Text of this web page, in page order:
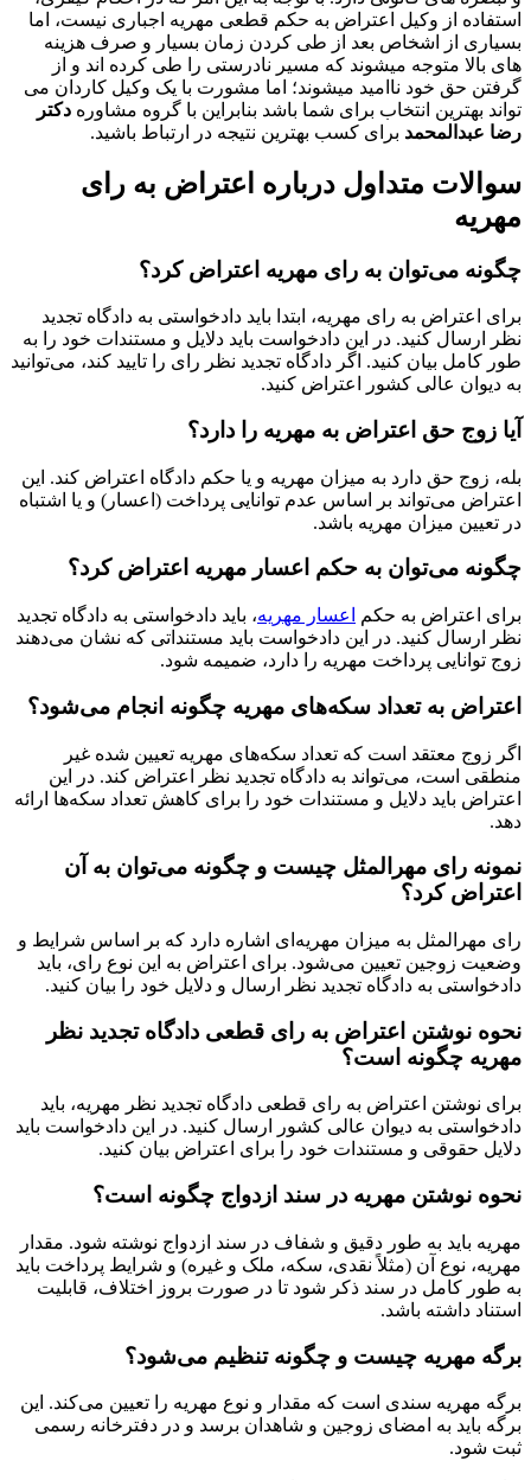
استفاده از وکیل اعتراض به حکم قطعی مهریه اجباری نیست، اما
بسیاری از اشخاص بعد از طی کردن زمان بسیار و صرف هزینه
های بالا متوجه میشوند که مسیر نادرستی را طی کرده اند و از
گرفتن حق خود ناامید میشوند؛ اما مشورت با یک وکیل کاردان می
تواند بهترین انتخاب برای شما باشد بنابراین با گروه مشاوره دکتر
رضا عبدالمحمد برای کسب بهترین نتیجه در ارتباط باشید.
سوالات متداول درباره اعتراض به رای
مهریه
چگونه می‌توان به رای مهریه اعتراض کرد؟
برای اعتراض به رای مهریه، ابتدا باید دادخواستی به دادگاه تجدید
نظر ارسال کنید. در این دادخواست باید دلایل و مستندات خود را به
طور کامل بیان کنید. اگر دادگاه تجدید نظر رای را تایید کند، می‌توانید
به دیوان عالی کشور اعتراض کنید.
آیا زوج حق اعتراض به مهریه را دارد؟
بله، زوج حق دارد به میزان مهریه و یا حکم دادگاه اعتراض کند. این
اعتراض می‌تواند بر اساس عدم توانایی پرداخت (اعسار) و یا اشتباه
در تعیین میزان مهریه باشد.
چگونه می‌توان به حکم اعسار مهریه اعتراض کرد؟
برای اعتراض به حکم اعسار مهریه، باید دادخواستی به دادگاه تجدید
نظر ارسال کنید. در این دادخواست باید مستنداتی که نشان می‌دهند
زوج توانایی پرداخت مهریه را دارد، ضمیمه شود.
اعتراض به تعداد سکه‌های مهریه چگونه انجام می‌شود؟
اگر زوج معتقد است که تعداد سکه‌های مهریه تعیین شده غیر
منطقی است، می‌تواند به دادگاه تجدید نظر اعتراض کند. در این
اعتراض باید دلایل و مستندات خود را برای کاهش تعداد سکه‌ها ارائه
دهد.
نمونه رای مهرالمثل چیست و چگونه می‌توان به آن
اعتراض کرد؟
رای مهرالمثل به میزان مهریه‌ای اشاره دارد که بر اساس شرایط و
وضعیت زوجین تعیین می‌شود. برای اعتراض به این نوع رای، باید
دادخواستی به دادگاه تجدید نظر ارسال و دلایل خود را بیان کنید.
نحوه نوشتن اعتراض به رای قطعی دادگاه تجدید نظر
مهریه چگونه است؟
برای نوشتن اعتراض به رای قطعی دادگاه تجدید نظر مهریه، باید
دادخواستی به دیوان عالی کشور ارسال کنید. در این دادخواست باید
دلایل حقوقی و مستندات خود را برای اعتراض بیان کنید.
نحوه نوشتن مهریه در سند ازدواج چگونه است؟
مهریه باید به طور دقیق و شفاف در سند ازدواج نوشته شود. مقدار
مهریه، نوع آن (مثلاً نقدی، سکه، ملک و غیره) و شرایط پرداخت باید
به طور کامل در سند ذکر شود تا در صورت بروز اختلاف، قابلیت
استناد داشته باشد.
برگه مهریه چیست و چگونه تنظیم می‌شود؟
برگه مهریه سندی است که مقدار و نوع مهریه را تعیین می‌کند. این
برگه باید به امضای زوجین و شاهدان برسد و در دفترخانه رسمی
ثبت شود.